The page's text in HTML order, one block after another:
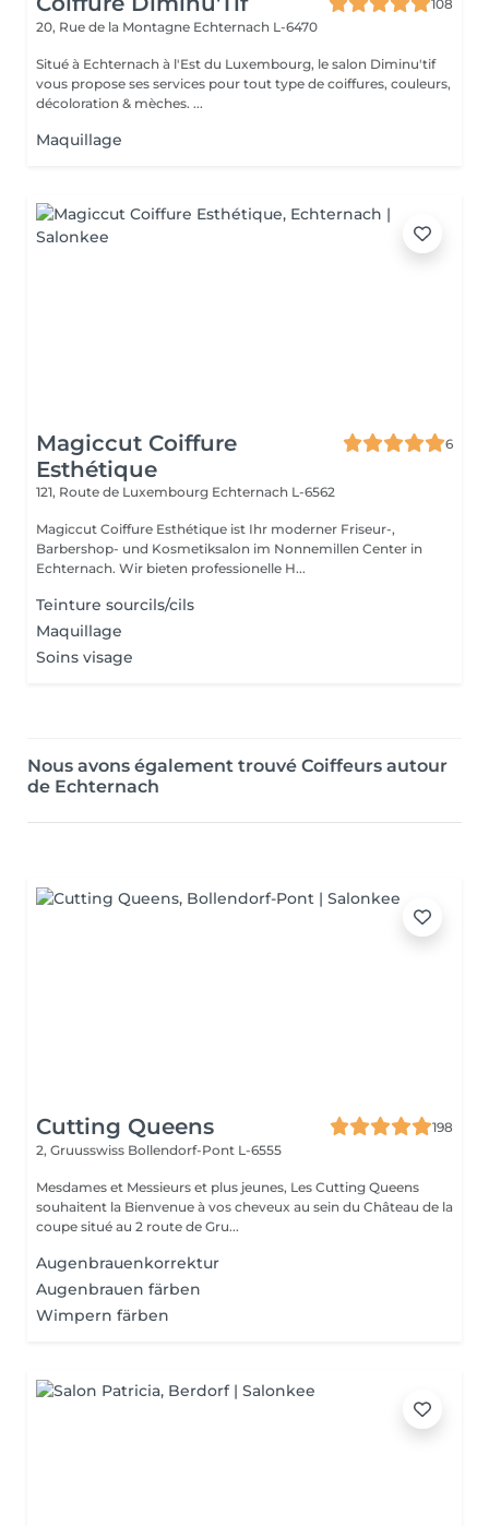
108
20, Rue de la Montagne Echternach L-6470
Situé à Echternach à l'Est du Luxembourg, le salon Diminu'tif
vous propose ses services pour tout type de coiffures, couleurs,
décoloration & mèches. ...
Maquillage
Magiccut Coiffure
Esthétique
6
121, Route de Luxembourg Echternach L-6562
Magiccut Coiffure Esthétique ist Ihr moderner Friseur-,
Barbershop- und Kosmetiksalon im Nonnemillen Center in
Echternach. Wir bieten professionelle H...
Teinture sourcils/cils
Maquillage
Soins visage
Nous avons également trouvé Coiffeurs autour
de Echternach
Cutting Queens
198
2, Gruusswiss Bollendorf-Pont L-6555
Mesdames et Messieurs et plus jeunes, Les Cutting Queens
souhaitent la Bienvenue à vos cheveux au sein du Château de la
coupe situé au 2 route de Gru...
Augenbrauenkorrektur
Augenbrauen färben
Wimpern färben